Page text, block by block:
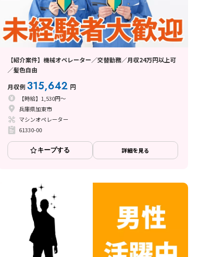
【紹介案件】機械オペレーター／交替勤務／月収24万円以上可
／髪色自由
月収例 315,642 円
【時給】1,530円～
兵庫県加東市
マシンオペレーター
61330-00
キープする 詳細を見る